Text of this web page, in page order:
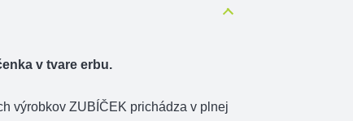
v tvare erbu.
výrobkov ZUBÍČEK prichádza v plnej